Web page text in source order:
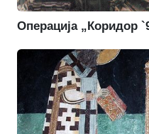
Операција „Коридор